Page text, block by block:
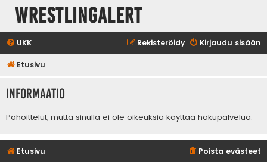
WrestlingAlert
UKK Kirjaudu sisään
Rekisteröidy
Etusivu
Informaatio
Pahoittelut, mutta sinulla ei ole oikeuksia käyttää hakupalvelua.
Etusivu Poista evästeet